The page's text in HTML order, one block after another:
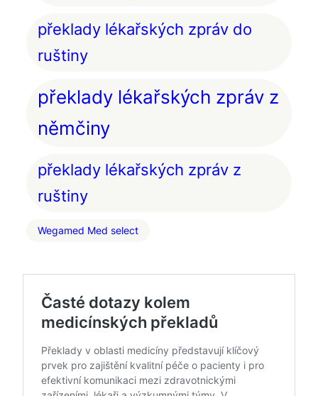
překlady lékařských zpráv do
ruštiny
překlady lékařských zpráv z
němčiny
překlady lékařských zpráv z
ruštiny
Wegamed Med select